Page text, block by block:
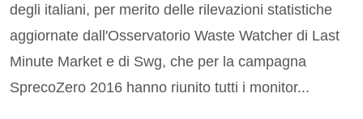
degli italiani, per merito delle rilevazioni statistiche
aggiornate dall'Osservatorio Waste Watcher di Last
Minute Market e di Swg, che per la campagna
SprecoZero 2016 hanno riunito tutti i monitor...